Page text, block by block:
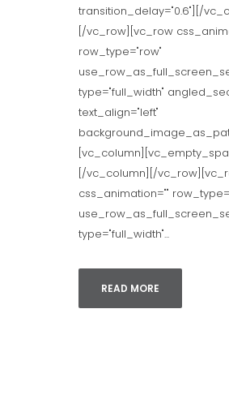
transition_delay="0.6"][/
[/vc_row][vc_row
row_type="row"
type="full_width"
text_align="left"
[/vc_column][/
css_animation=""
type="full_width"...
READ MORE